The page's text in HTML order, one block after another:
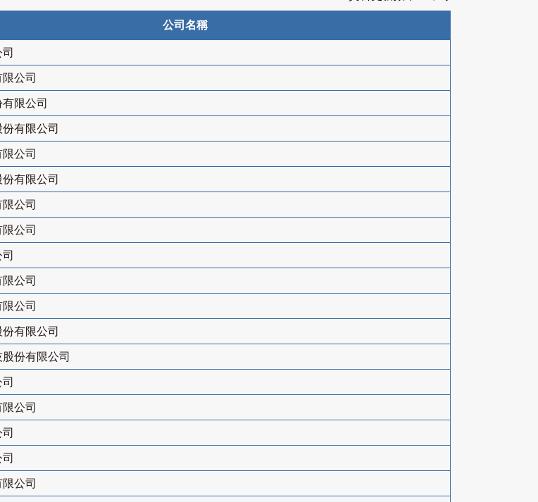
公司名稱
公司
限公司
有限公司
公司
有限公司
公司
公司
公司
公司
有限公司
份有限公司
公司
公司